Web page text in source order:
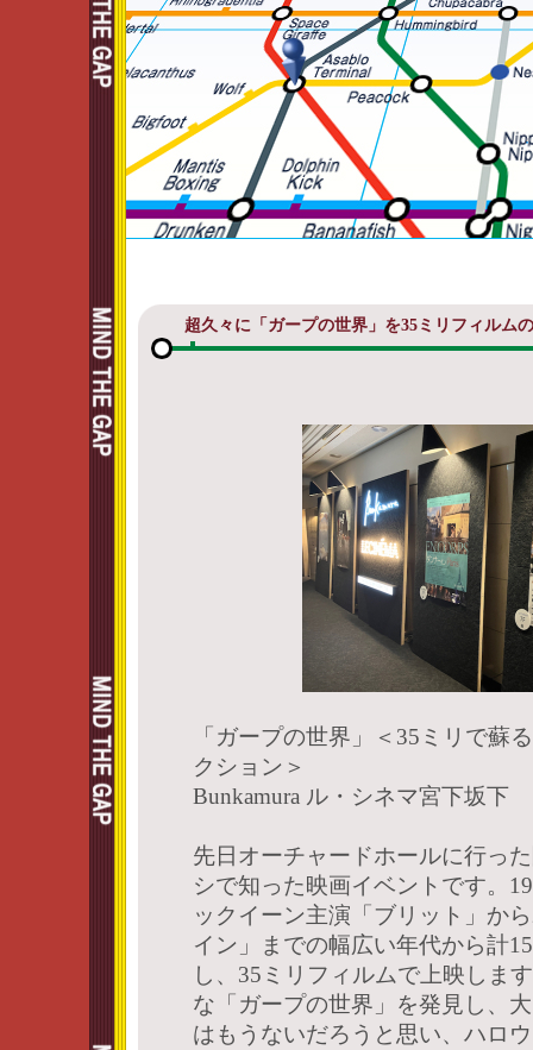
超久々に「ガープの世界」を35ミリフィルム
「ガープの世界」＜35ミリで蘇
クション＞
Bunkamura ル・シネマ宮下坂下
先日オーチャードホールに行っ
シで知った映画イベントです。
ックイーン主演「ブリット」か
イン」までの幅広い年代から計
し、35ミリフィルムで上映しま
な「ガープの世界」を発見し、
はもうないだろうと思い、ハロ